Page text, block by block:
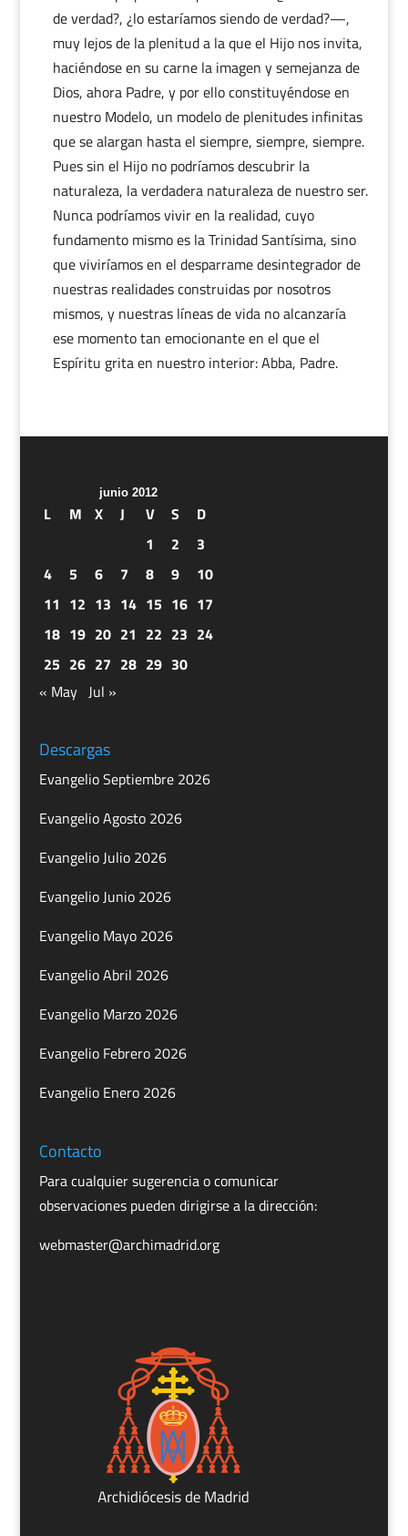
de verdad?, ¿lo estaríamos siendo de verdad?—,
muy lejos de la plenitud a la que el Hijo nos invita,
haciéndose en su carne la imagen y semejanza de
Dios, ahora Padre, y por ello constituyéndose en
nuestro Modelo, un modelo de plenitudes infinitas
que se alargan hasta el siempre, siempre, siempre.
Pues sin el Hijo no podríamos descubrir la
naturaleza, la verdadera naturaleza de nuestro ser.
Nunca podríamos vivir en la realidad, cuyo
fundamento mismo es la Trinidad Santísima, sino
que viviríamos en el desparrame desintegrador de
nuestras realidades construidas por nosotros
mismos, y nuestras líneas de vida no alcanzaría
ese momento tan emocionante en el que el
Espíritu grita en nuestro interior: Abba, Padre.
junio 2012
L M X J V S
D
1
2
3
4
5 6 7 8 9
10
11 12 13 14 15 16 17
18 19 20 21 22 23 24
25 26 27 28 29 30
« May Jul »
Descargas
Evangelio Septiembre 2026
Evangelio Agosto 2026
Evangelio Julio 2026
Evangelio Junio 2026
Evangelio Mayo 2026
Evangelio Abril 2026
Evangelio Marzo 2026
Evangelio Febrero 2026
Evangelio Enero 2026
Contacto
Para cualquier sugerencia o comunicar
observaciones pueden dirigirse a la dirección:
webmaster@archimadrid.org